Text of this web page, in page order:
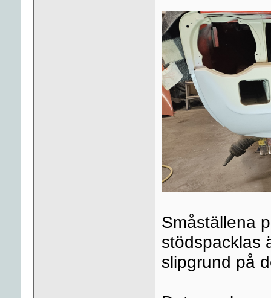
Småställena
stödspacklas
slipgrund på